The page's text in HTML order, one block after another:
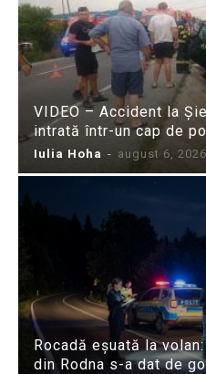
VIDEO – Accident la
intrată într-un cap de
Iulia Hoha - august 6, 2026
Rocadă eșuată la
din Rodna s-a dat de